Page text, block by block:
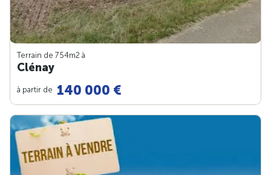
Terrain de 754m2 à
Clénay
à partir de 140 000 €